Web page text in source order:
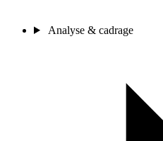
Analyse & cadrage